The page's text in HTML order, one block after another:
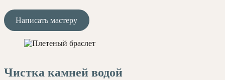
Написать мастеру
Чистка камней водой